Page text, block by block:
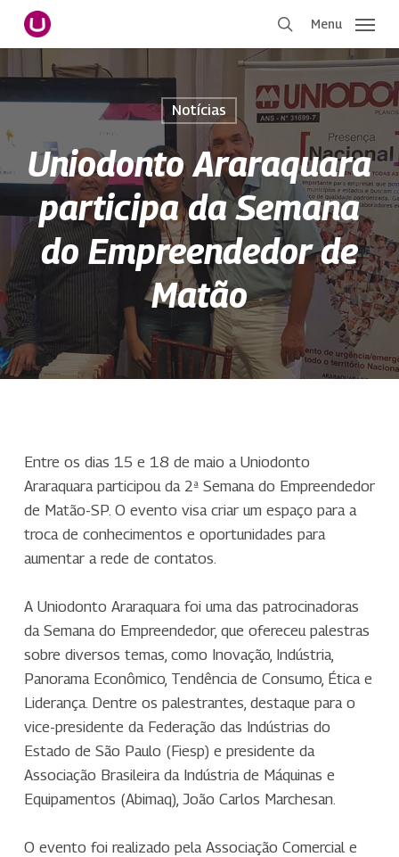
Pular
para
conteúdo
principal
Menu
Notícias
Uniodonto Araraquara
participa da Semana
do Empreendedor de
Matão
Entre os dias 15 e 18 de maio a Uniodonto
Araraquara participou da 2ª Semana do Empreendedor
de Matão-SP. O evento visa criar um espaço para a
troca de conhecimentos e oportunidades para
aumentar a rede de contatos.
A Uniodonto Araraquara foi uma das patrocinadoras
da Semana do Empreendedor, que ofereceu palestras
sobre diversos temas, como Inovação, Indústria,
Panorama Econômico, Tendência de Consumo, Ética e
Liderança. Dentre os palestrantes, destaque para o
vice-presidente da Federação das Indústrias do
Estado de São Paulo (Fiesp) e presidente da
Associação Brasileira da Indústria de Máquinas e
Equipamentos (Abimaq), João Carlos Marchesan.
O evento foi realizado pela Associação Comercial e